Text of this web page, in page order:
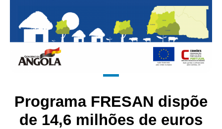
Programa FRESAN dispõe
de 14,6 milhões de euros